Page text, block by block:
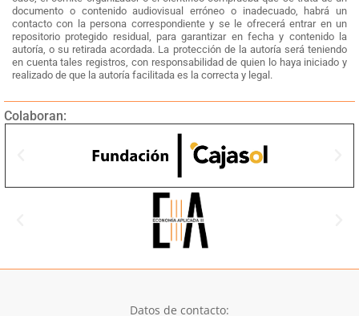
documento o contenido audiovisual erróneo o inadecuado, habrá un
contacto con la persona correspondiente y se le ofrecerá entrar en un
repositorio protegido residual, para garantizar en fecha y contenido la
autoría, o su retirada acordada. La protección de la autoría será teniendo
en cuenta tales registros, con responsabilidad de quien lo haya iniciado y
realizado de que la autoría facilitada es la correcta y legal.
Colaboran:
Datos de contacto: